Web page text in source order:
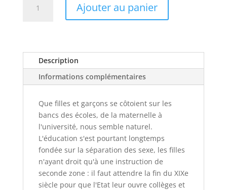
garçons,
l'apprentissage
mixité
Ajouter au panier
Description
Informations complémentaires
Que filles et garçons se côtoient sur les
bancs des écoles, de la maternelle à
l'université, nous semble naturel.
L'éducation s'est pourtant longtemps
fondée sur la séparation des sexe, les filles
n'ayant droit qu'à une instruction de
seconde zone : il faut attendre la fin du XIXe
siècle pour que l'Etat leur ouvre collèges et